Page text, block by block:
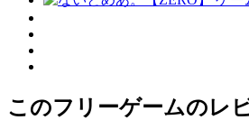
このフリーゲームのレ